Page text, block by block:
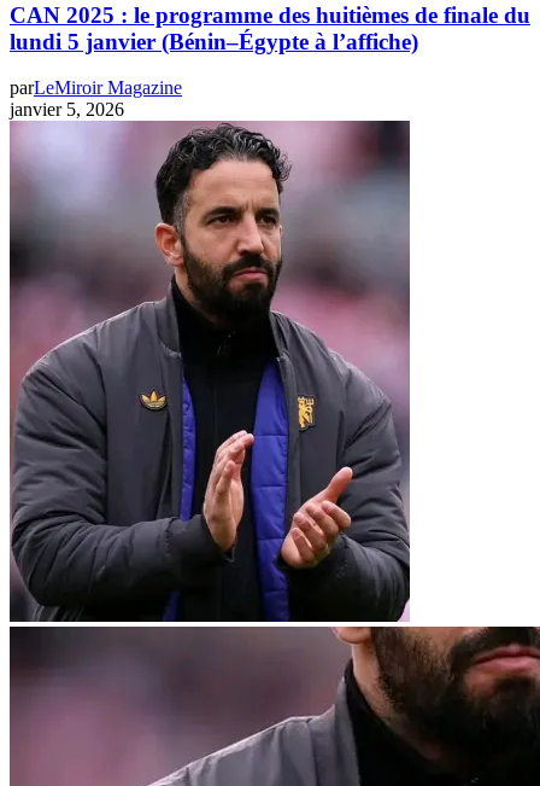
‎CAN 2025 : le programme des huitièmes de finale du
lundi 5 janvier (Bénin–Égypte à l’affiche)
parLeMiroir Magazine
janvier 5, 2026